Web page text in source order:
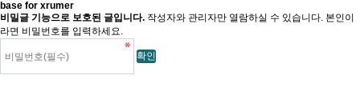
base for xrumer
비밀글 기능으로 보호된 글입니다. 작성자와 관리자만 열람하실 수 있습니다. 본인이
라면 비밀번호를 입력하세요.